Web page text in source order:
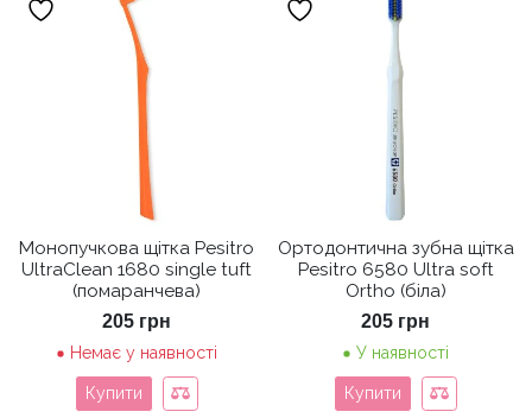
Монопучкова щітка Pesitro
UltraClean 1680 single tuft
(помаранчева)
205 грн
Немає у наявності
Купити
Ортодонтична зубна щітка
Pesitro 6580 Ultra soft
Ortho (біла)
205 грн
У наявності
Купити